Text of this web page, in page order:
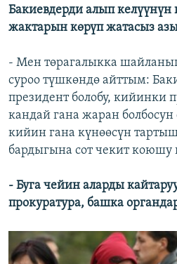
Бакиевдерди алып
жактарын көрүп жатасыз
- Мен төрагалыкка
суроо түшкөндө айттым:
президент болобу, кийинки
кандай гана жаран болбосун
кийин гана күнөөсүн
бардыгына сот чекит коюшу
- Буга чейин аларды
прокуратура, башка